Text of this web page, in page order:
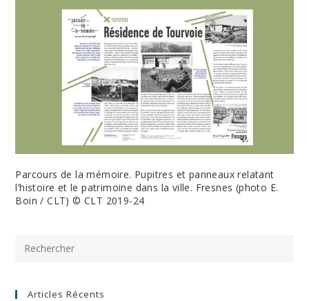
Parcours de la mémoire. Pupitres et panneaux relatant
l’histoire et le patrimoine dans la ville. Fresnes (photo E.
Boin / CLT) © CLT 2019-24
Articles Récents